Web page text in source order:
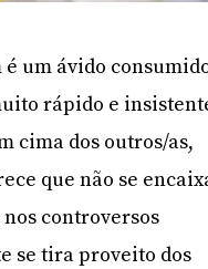
é um ávido
rápido e
cima dos outros/as,
que não se
controversos
se tira proveito dos